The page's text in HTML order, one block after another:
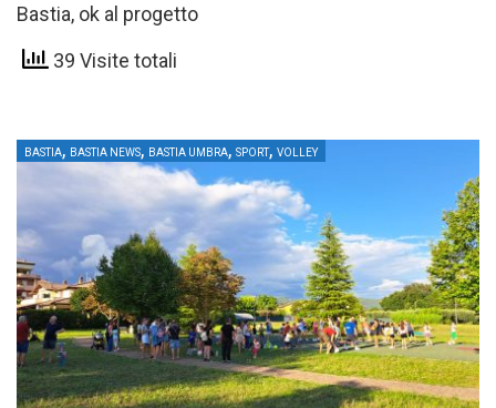
Bastia, ok al progetto
39 Visite totali
BASTIA, BASTIA NEWS, BASTIA UMBRA, SPORT, VOLLEY